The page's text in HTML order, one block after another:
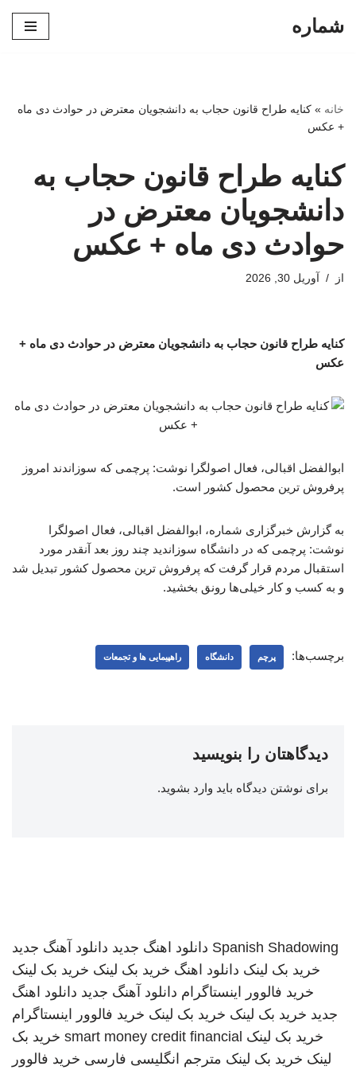
شماره
خانه » کنایه طراح قانون حجاب به دانشجویان معترض در حوادث دی ماه
+ عکس
کنایه طراح قانون حجاب به
دانشجویان معترض در
حوادث دی ماه + عکس
از آوریل 30, 2026
کنایه طراح قانون حجاب به دانشجویان معترض در حوادث دی ماه +
عکس
ابوالفضل اقبالی، فعال اصولگرا نوشت: پرچمی که سوزاندند امروز
پرفروش ترین محصول کشور است.
به گزارش خبرگزاری شماره، ابوالفضل اقبالی، فعال اصولگرا
نوشت: پرچمی که در دانشگاه سوزاندید چند روز بعد آنقدر مورد
استقبال مردم قرار گرفت که پرفروش ترین محصول کشور تبدیل شد
و به کسب و کار خیلی‌ها رونق بخشید.
برچسب‌ها: پرچم دانشگاه راهپیمایی ها و تجمعات
دیدگاهتان را بنویسید
برای نوشتن دیدگاه باید وارد بشوید.
Spanish Shadowing دانلود اهنگ جدید دانلود آهنگ جدید
خرید بک لینک دانلود اهنگ خرید بک لینک خرید بک لینک
خرید فالوور اینستاگرام دانلود آهنگ جدید دانلود اهنگ
جدید خرید بک لینک خرید بک لینک خرید فالوور اینستاگرام
خرید بک لینک smart money credit financial خرید بک
لینک خرید بک لینک مترجم انگلیسی فارسی خرید فالوور